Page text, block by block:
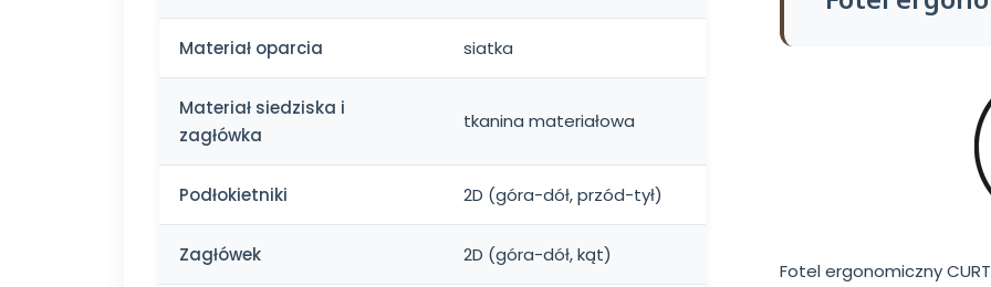
Materiał oparcia siatka
Materiał siedziska i
zagłówka
tkanina materiałowa
Podłokietniki 2D (góra-dół, przód-tył)
Zagłówek 2D (góra-dół, kąt)
Fotel ergonomiczny